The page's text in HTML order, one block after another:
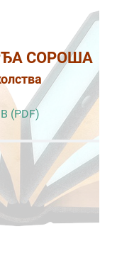
СОРОША
(PDF)